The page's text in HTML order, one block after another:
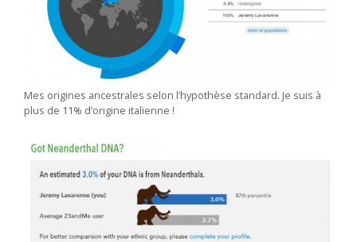
Mes origines ancestrales selon l’hypothèse standard. Je suis à
plus de 11% d’origine italienne !